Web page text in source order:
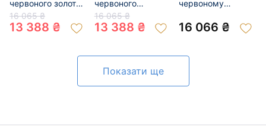
червоного золота
з цирконом 01-
200562647
16 065 ₴
13 388 ₴
червоного
кольору з
цирконом 01-
200619737
16 065 ₴
13 388 ₴
червоному
цирконом 01-
200965893
16 066 ₴
Показати ще